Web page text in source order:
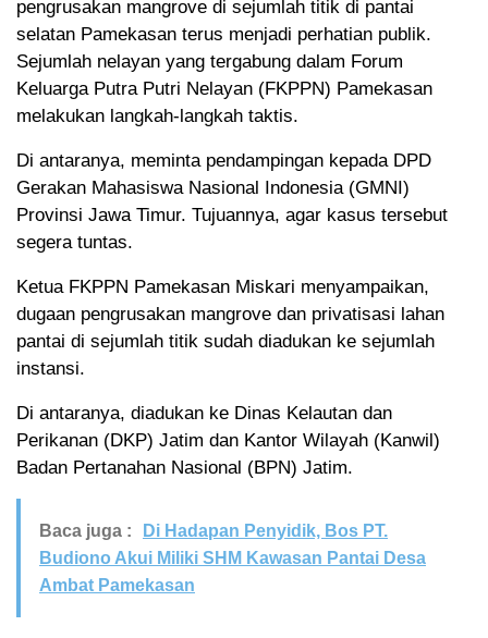
pengrusakan mangrove di sejumlah titik di pantai
selatan Pamekasan terus menjadi perhatian publik.
Sejumlah nelayan yang tergabung dalam Forum
Keluarga Putra Putri Nelayan (FKPPN) Pamekasan
melakukan langkah-langkah taktis.
Di antaranya, meminta pendampingan kepada DPD
Gerakan Mahasiswa Nasional Indonesia (GMNI)
Provinsi Jawa Timur. Tujuannya, agar kasus tersebut
segera tuntas.
Ketua FKPPN Pamekasan Miskari menyampaikan,
dugaan pengrusakan mangrove dan privatisasi lahan
pantai di sejumlah titik sudah diadukan ke sejumlah
instansi.
Di antaranya, diadukan ke Dinas Kelautan dan
Perikanan (DKP) Jatim dan Kantor Wilayah (Kanwil)
Badan Pertanahan Nasional (BPN) Jatim.
Baca juga :
Di Hadapan Penyidik, Bos PT.
Budiono Akui Miliki SHM Kawasan Pantai Desa
Ambat Pamekasan